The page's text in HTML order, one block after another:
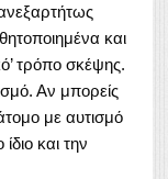
και
τρόπο σκέψης.
Αν μπορείς
με αυτισμό
και την